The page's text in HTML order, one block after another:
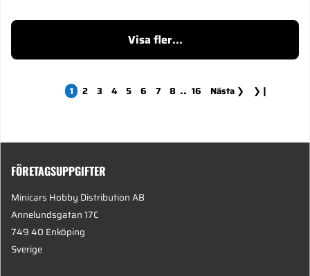
Visa fler...
1 2 3 4 5 6 7 8 .. 16 Nästa ❯ ❯❙
FÖRETAGSUPPGIFTER
Minicars Hobby Distribution AB
Annelundsgatan 17C
749 40 Enköping
Sverige